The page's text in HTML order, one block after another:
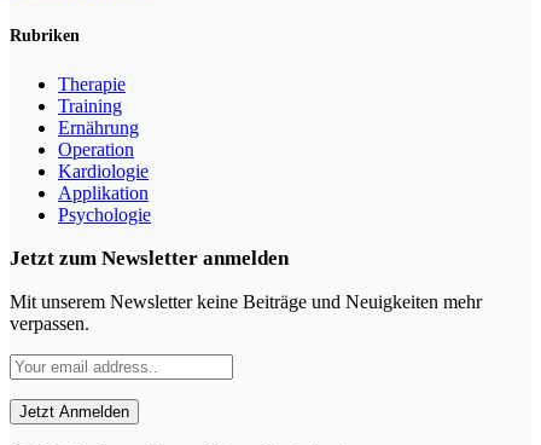
Rubriken
Therapie
Training
Ernährung
Operation
Kardiologie
Applikation
Psychologie
Jetzt zum Newsletter anmelden
Mit unserem Newsletter keine Beiträge und Neuigkeiten mehr
verpassen.